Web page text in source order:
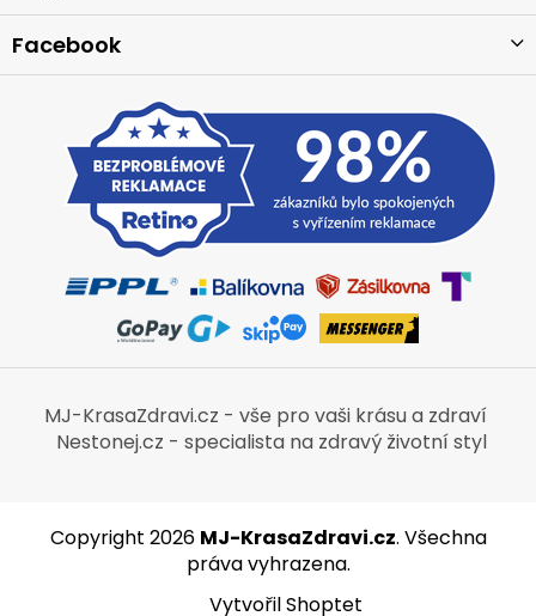
Facebook
MJ-KrasaZdravi.cz - vše pro vaši krásu a zdraví
Nestonej.cz - specialista na zdravý životní styl
Vytvořil Shoptet
Copyright 2026 MJ-KrasaZdravi.cz. Všechna
práva vyhrazena.